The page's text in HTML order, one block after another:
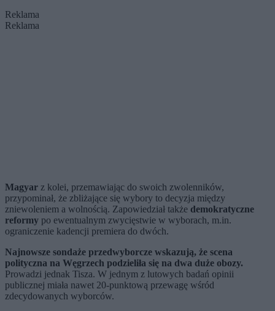
Reklama
Reklama
Magyar z kolei, przemawiając do swoich zwolenników,
przypominał, że zbliżające się wybory to decyzja między
zniewoleniem a wolnością. Zapowiedział także demokratyczne
reformy po ewentualnym zwycięstwie w wyborach, m.in.
ograniczenie kadencji premiera do dwóch.
Najnowsze sondaże przedwyborcze wskazują, że scena
polityczna na Węgrzech podzieliła się na dwa duże obozy.
Prowadzi jednak Tisza. W jednym z lutowych badań opinii
publicznej miała nawet 20-punktową przewagę wśród
zdecydowanych wyborców.